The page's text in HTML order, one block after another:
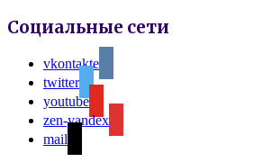
Социальные сети
vkontakte
twitter
youtube
zen-yandex
mail